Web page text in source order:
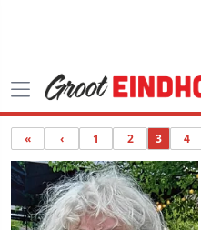
« ‹ 1 2 3 4